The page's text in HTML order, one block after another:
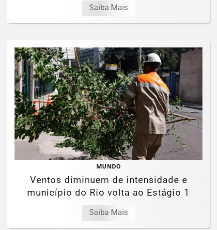
Saiba Mais
MUNDO
Ventos diminuem de intensidade e
município do Rio volta ao Estágio 1
Saiba Mais